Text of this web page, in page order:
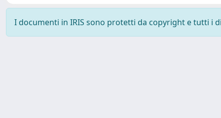
I documenti in IRIS sono protetti da copyright e tutti i